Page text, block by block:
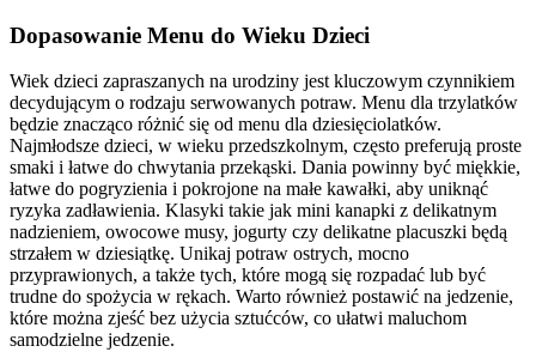
Dopasowanie Menu do Wieku Dzieci
Wiek dzieci zapraszanych na urodziny jest kluczowym czynnikiem
decydującym o rodzaju serwowanych potraw. Menu dla trzylatków
będzie znacząco różnić się od menu dla dziesięciolatków.
Najmłodsze dzieci, w wieku przedszkolnym, często preferują proste
smaki i łatwe do chwytania przekąski. Dania powinny być miękkie,
łatwe do pogryzienia i pokrojone na małe kawałki, aby uniknąć
ryzyka zadławienia. Klasyki takie jak mini kanapki z delikatnym
nadzieniem, owocowe musy, jogurty czy delikatne placuszki będą
strzałem w dziesiątkę. Unikaj potraw ostrych, mocno
przyprawionych, a także tych, które mogą się rozpadać lub być
trudne do spożycia w rękach. Warto również postawić na jedzenie,
które można zjeść bez użycia sztućców, co ułatwi maluchom
samodzielne jedzenie.